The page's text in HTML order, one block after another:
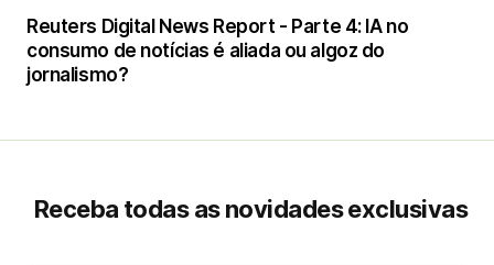
Reuters Digital News Report - Parte 4: IA no
consumo de notícias é aliada ou algoz do
jornalismo?
Receba todas as novidades exclusivas